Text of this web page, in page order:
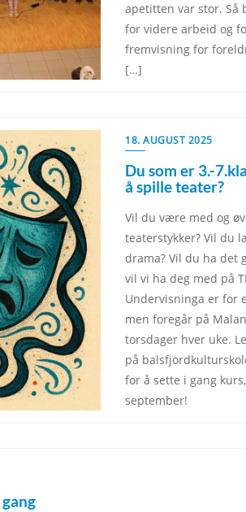
apetitten var stor. Så
for videre arbeid og
fremvisning for
[…]
18. AUGUST 2025
Du som er 3.-
å spille teater?
Vil du være med og
teaterstykker? Vil du
drama? Vil du ha det
vil vi ha deg med på
Undervisninga er for
men foregår på
torsdager hver uke.
på
for å sette i gang
september!